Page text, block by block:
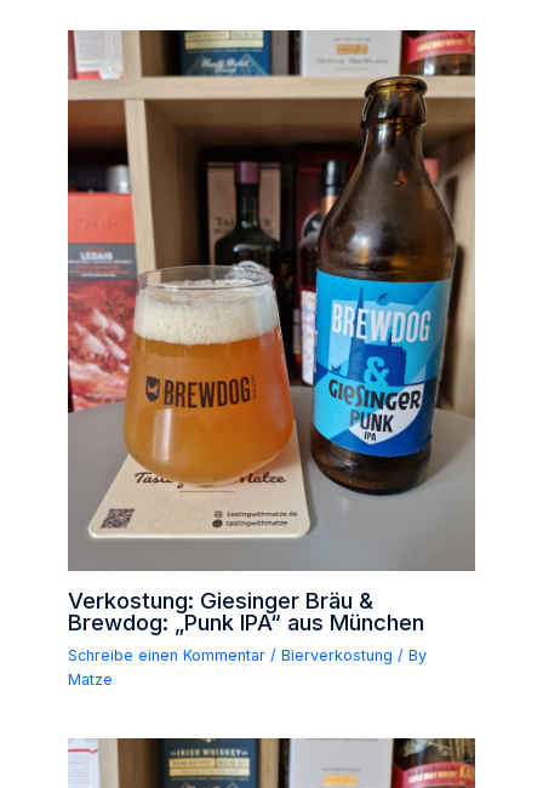
Verkostung: Giesinger Bräu &
Brewdog: „Punk IPA“ aus München
Schreibe einen Kommentar /Bierverkostung / By
Matze